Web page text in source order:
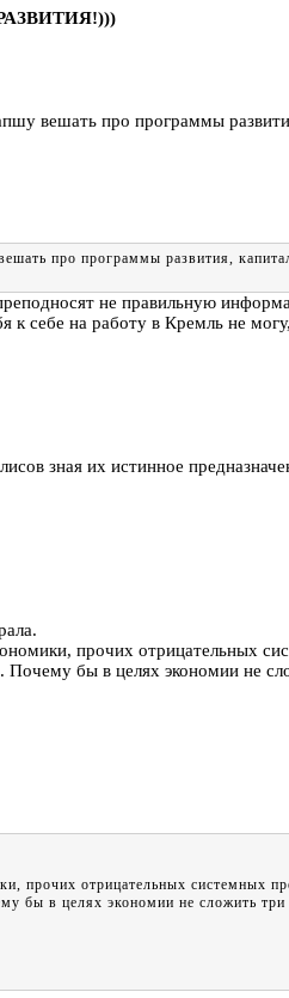
вешать про программы
про программы развития,
не правильную
себе на работу в Кремль не
зная их истинное
прочих отрицательных
бы в целях экономии не
отрицательных системных
бы в целях экономии не сложить